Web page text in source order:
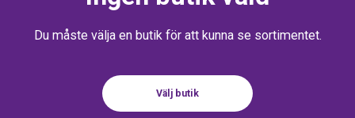
Du måste välja en butik för att kunna se sortimentet.
Välj butik